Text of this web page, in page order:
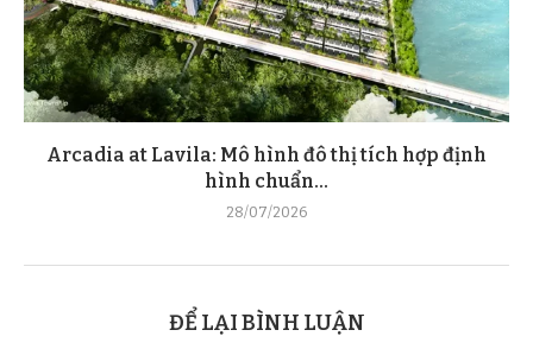
Arcadia at Lavila: Mô hình đô thị tích hợp định
hình chuẩn...
28/07/2026
ĐỂ LẠI BÌNH LUẬN